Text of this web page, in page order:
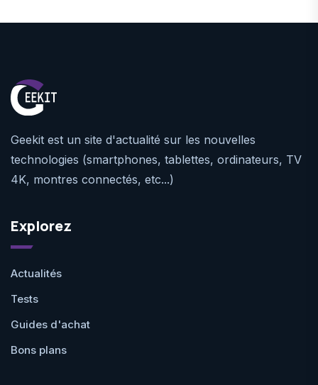
Geekit est un site d'actualité sur les nouvelles
technologies (smartphones, tablettes, ordinateurs, TV
4K, montres connectés, etc...)
Explorez
Actualités
Tests
Guides d'achat
Bons plans